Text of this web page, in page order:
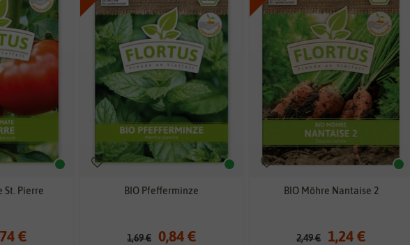
St. Pierre
€
BIO Pfefferminze
1,69 € 0,84 €
BIO Möhre Nantaise 2
2,49 € 1,24 €